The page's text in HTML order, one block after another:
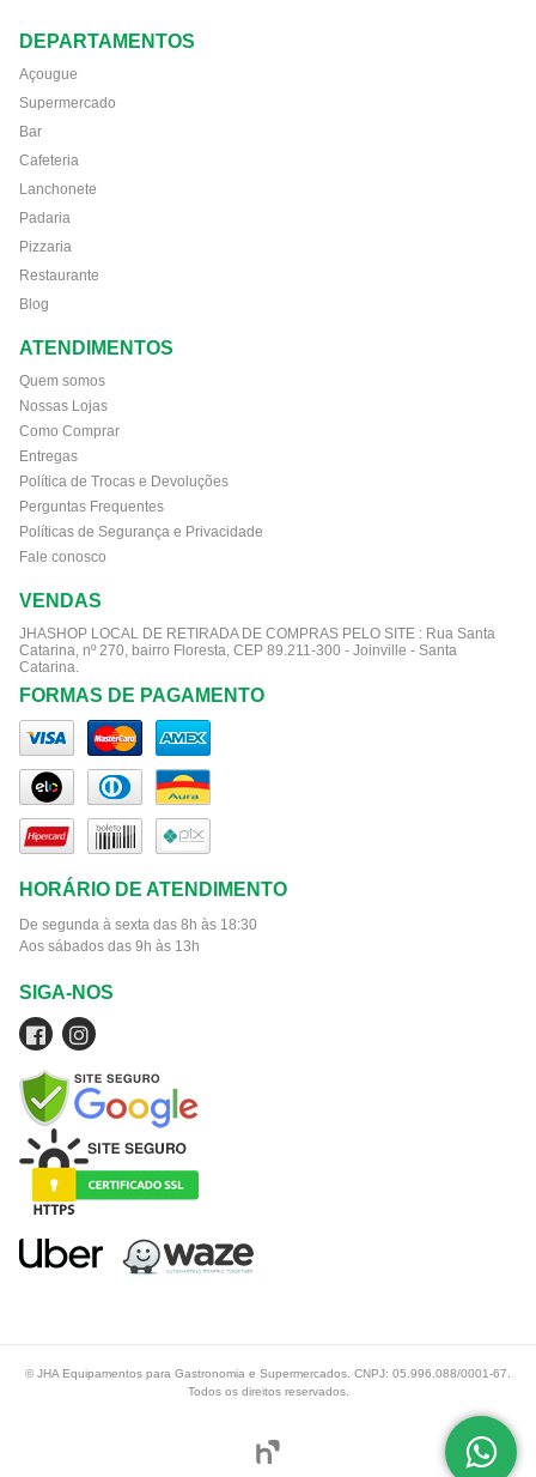
DEPARTAMENTOS
Açougue
Supermercado
Bar
Cafeteria
Lanchonete
Padaria
Pizzaria
Restaurante
Blog
ATENDIMENTOS
Quem somos
Nossas Lojas
Como Comprar
Entregas
Política de Trocas e Devoluções
Perguntas Frequentes
Políticas de Segurança e Privacidade
Fale conosco
VENDAS
JHASHOP LOCAL DE RETIRADA DE COMPRAS PELO SITE : Rua Santa
Catarina, nº 270, bairro Floresta, CEP 89.211-300 - Joinville - Santa
Catarina.
FORMAS DE PAGAMENTO
HORÁRIO DE ATENDIMENTO
De segunda à sexta das 8h às 18:30
Aos sábados das 9h às 13h
SIGA-NOS
© JHA Equipamentos para Gastronomia e Supermercados. CNPJ: 05.996.088/0001-67.
Todos os direitos reservados.